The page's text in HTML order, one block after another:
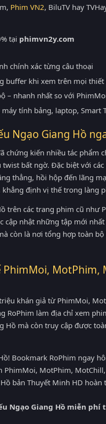
Phim VN2, BiluTV hay
tại phimvn2y.com
chính xác từng câu thoại
buffer khi xem trên mọi thiết
– nhanh nhất so với
tính bảng, laptop, Smart
Ngạo Giang Hồ
chứng kiến nhiều tác phẩm
bất ngờ. Đặc biệt với
thẳng, hồi hộp đến lãng
định vị thế trong làng
trên các trang phim cũ như
cập nhật những tập mới
còn là nơi tổng hợp toàn
MotPhim,
khán giả từ PhimMoi,
RoPhim làm địa chỉ xem
Hồ mà còn truy cập được
Bookmark RoPhim ngay
MotPhim,
bản Thuyết Minh HD
Ngạo Giang Hồ miễn phí